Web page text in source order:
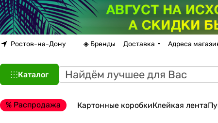
Ростов-на-Дону ◈ Бренды Доставка Адреса
Каталог
% Распродажа Картонные коробкиКлейкая лента